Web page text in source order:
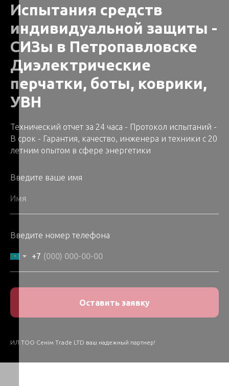
Испытания средств
индивидуальной защиты -
СИЗы в Петропавловске
Диэлектрические
перчатки, боты, коврики,
УВН
Технический отчет за 24 часа - Протокол испытаний -
В срок - Гарантия, качество, инженера и техники с 20
летним опытом в сфере энергетики
Введите ваше имя
Введите номер телефона
+7
Оставить заявку
ИЛ ТОО Сенім Trade LTD ваш надежный партнер!